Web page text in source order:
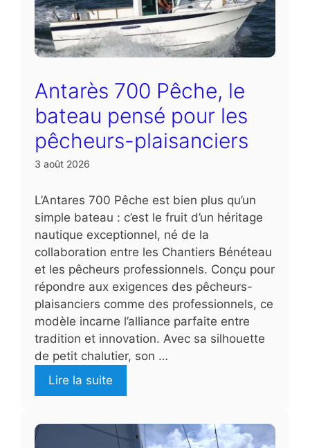
Antarès 700 Pêche, le
bateau pensé pour les
pêcheurs-plaisanciers
3 août 2026
L’Antares 700 Pêche est bien plus qu’un
simple bateau : c’est le fruit d’un héritage
nautique exceptionnel, né de la
collaboration entre les Chantiers Bénéteau
et les pêcheurs professionnels. Conçu pour
répondre aux exigences des pêcheurs-
plaisanciers comme des professionnels, ce
modèle incarne l’alliance parfaite entre
tradition et innovation. Avec sa silhouette
de petit chalutier, son …
Lire la suite